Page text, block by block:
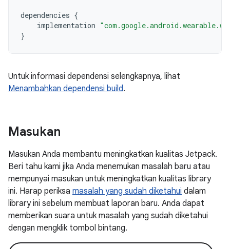
dependencies {
implementation
}
Untuk informasi dependensi selengkapnya, lihat
Menambahkan dependensi build.
Masukan
Masukan Anda membantu meningkatkan kualitas Jetpack.
Beri tahu kami jika Anda menemukan masalah baru atau
mempunyai masukan untuk meningkatkan kualitas library
ini. Harap periksa masalah yang sudah diketahui dalam
library ini sebelum membuat laporan baru. Anda dapat
memberikan suara untuk masalah yang sudah diketahui
dengan mengklik tombol bintang.